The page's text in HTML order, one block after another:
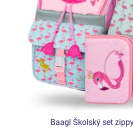
Baagl Školský set